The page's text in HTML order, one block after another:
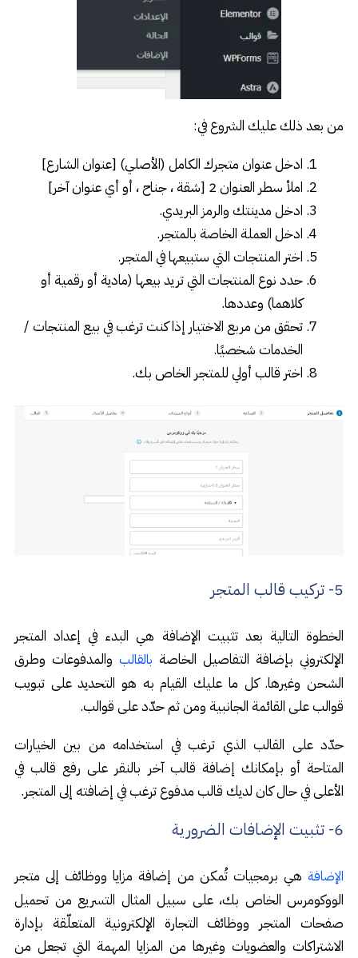
من بعد ذلك عليك الشروع في:
ادخل عنوان متجرك الكامل (الأصلي) [عنوان الشارع]
املأ سطر العنوان 2 [شقة ، جناح ، أو أي عنوان آخر]
ادخل مدينتك والرمز البريدي.
ادخل العملة الخاصة بالمتجر.
اختر المنتجات التي ستبيعها في المتجر.
حدد نوع المنتجات التي تريد بيعها (مادية أو رقمية أو
كلاهما) وعددها.
تحقق من مربع الاختيار إذا كنت ترغب في بيع المنتجات /
الخدمات شخصيًا.
اختر قالب أولي للمتجر الخاص بك.
5- تركيب قالب المتجر
الخطوة التالية بعد تثبيت الإضافة هي البدء في إعداد المتجر
الإلكتروني بإضافة التفاصيل الخاصة بالقالبوالمدفوعات وطرق
الشحن وغيرها. كل ما عليك القيام به هو التحديد على تبويب
قوالب على القائمة الجانبية ومن ثم حدّد على قوالب.
حدّد على القالب الذي ترغب في استخدامه من بين الخيارات
المتاحة أو بإمكانك إضافة قالب آخر بالنقر على رفع قالب في
الأعلى في حال كان لديك قالب مدفوع ترغب في إضافته إلى المتجر.
6- تثبيت الإضافات الضرورية
الإضافة هي برمجيات تُمكن من إضافة مزايا ووظائف إلى متجر
الووكومرس الخاص بك، على سبيل المثال التسريع من تحميل
صفحات المتجر ووظائف التجارة الإلكترونية المتعلّقة بإدارة
الاشتراكات والعضويات وغيرها من المزايا المهمة التي تجعل من